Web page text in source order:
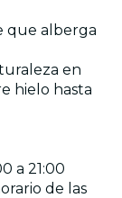
que alberga
en
hielo hasta
a 21:00
de las